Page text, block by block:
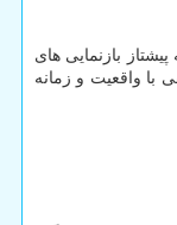
بازنمایی های
با واقعیت و زمانه